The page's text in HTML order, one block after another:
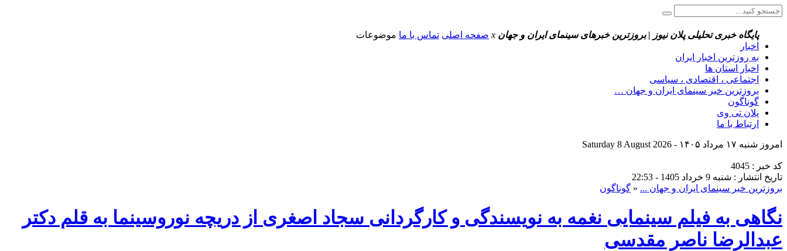
پایگاه خبری تحلیلی پلان نیوز | بروزترین خبرهای سینمای ایران و جهان x صفحه اصلی تماس با ما موضوعات
اخبار
به روزترین اخبار ایران
اخبار استان ها
اجتماعی ، اقتصادی ، سیاسی
بروزترین خبر سینمای ایران و جهان …
گوناگون
پلان تی وی
ارتباط با ما
امروز شنبه ۱۷ مرداد ۱۴۰۵ - Saturday 8 August 2026
کد خبر : 4045
تاریخ انتشار : شنبه 9 خرداد 1405 - 22:53
بروزترین خبر سینمای ایران و جهان ... « گوناگون
نگاهی به فیلم سینمایی نغمه به نویسندگی و کارگردانی سجاد اصغری از دریچه نوروسینما به قلم دکتر
عبدالرضا ناصر مقدسی